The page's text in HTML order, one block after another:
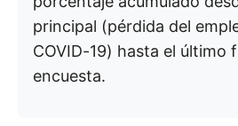
principal (pérdida del
COVID-19) hasta el último
encuesta.